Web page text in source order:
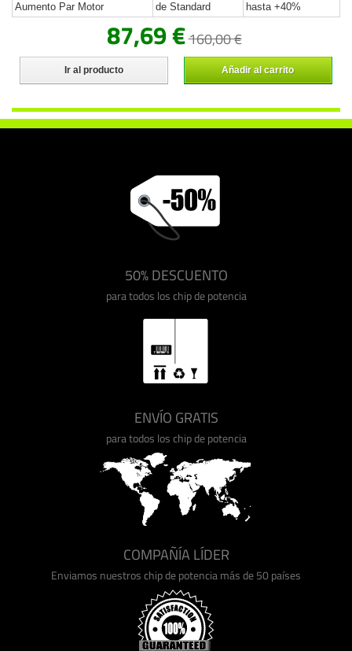
Aumento Par Motor
de Standard hasta +40%
87,69 €160,00 €
Ir al producto Añadir al carrito
50% DESCUENTO
para todos los chip de potencia
ENVÍO GRATIS
para todos los chip de potencia
COMPAÑÍA LÍDER
Enviamos nuestros chip de potencia más de 50 países